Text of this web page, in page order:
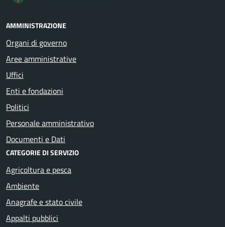
AMMINISTRAZIONE
Organi di governo
Aree amministrative
Uffici
Enti e fondazioni
Politici
Personale amministrativo
Documenti e Dati
CATEGORIE DI SERVIZIO
Agricoltura e pesca
Ambiente
Anagrafe e stato civile
Appalti pubblici